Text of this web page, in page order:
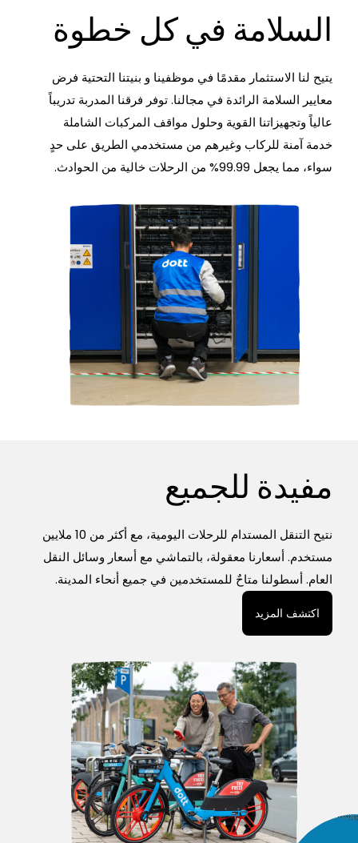
السلامة في كل خطوة
يتيح لنا الاستثمار مقدمًا في موظفينا و بنيتنا التحتية فرض
معايير السلامة الرائدة في مجالنا. توفر فرقنا المدربة تدريباً
عالياً وتجهيزاتنا القوية وحلول مواقف المركبات الشاملة
خدمة آمنة للركاب وغيرهم من مستخدمي الطريق على حدٍ
سواء، مما يجعل 99.99% من الرحلات خالية من الحوادث.
مفيدة للجميع
نتيح التنقل المستدام للرحلات اليومية، مع أكثر من 10 ملايين
مستخدم. أسعارنا معقولة، بالتماشي مع أسعار وسائل النقل
العام. أسطولنا متاحٌ للمستخدمين في جميع أنحاء المدينة.
اكتشف المزيد